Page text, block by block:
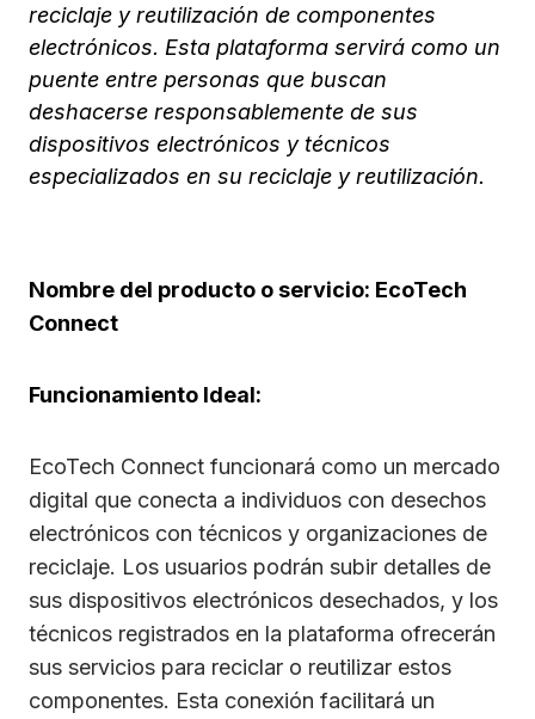
reciclaje y reutilización de componentes
electrónicos. Esta plataforma servirá como un
puente entre personas que buscan
deshacerse responsablemente de sus
dispositivos electrónicos y técnicos
especializados en su reciclaje y reutilización.
Nombre del producto o servicio: EcoTech
Connect
Funcionamiento Ideal:
EcoTech Connect funcionará como un mercado
digital que conecta a individuos con desechos
electrónicos con técnicos y organizaciones de
reciclaje. Los usuarios podrán subir detalles de
sus dispositivos electrónicos desechados, y los
técnicos registrados en la plataforma ofrecerán
sus servicios para reciclar o reutilizar estos
componentes. Esta conexión facilitará un